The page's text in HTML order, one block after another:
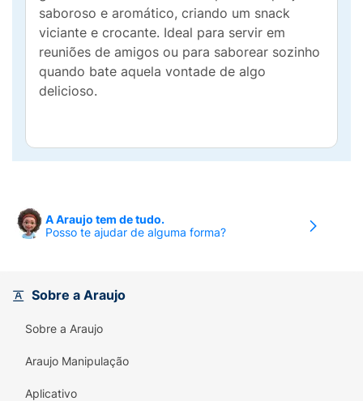
saboroso e aromático, criando um snack
viciante e crocante. Ideal para servir em
reuniões de amigos ou para saborear sozinho
quando bate aquela vontade de algo
delicioso.
A Araujo tem de tudo.
Posso te ajudar de alguma forma?
Sobre a Araujo
Sobre a Araujo
Araujo Manipulação
Aplicativo